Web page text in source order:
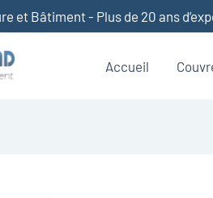
et Bâtiment - Plus de 20 ans
Accueil